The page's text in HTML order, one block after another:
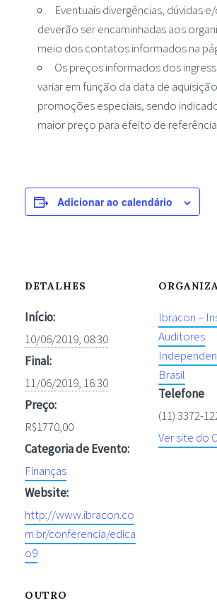
Eventuais divergências, dúvidas
deverão ser encaminhadas aos
meio dos contatos informados na
Os preços informados dos
variar em função da data de
promoções especiais, sendo
maior preço para efeito de
Adicionar ao calendário
DETALHES
Início:
10/06/2019, 08:30
Final:
11/06/2019, 16:30
Preço:
R$1770,00
Categoria de Evento:
Finanças
Website:
http://www.ibracon.co
m.br/conferencia/edica
o9
Ibracon –
Auditores
Brasil
Telefone
(11) 3372-
Ver site do
OUTRO